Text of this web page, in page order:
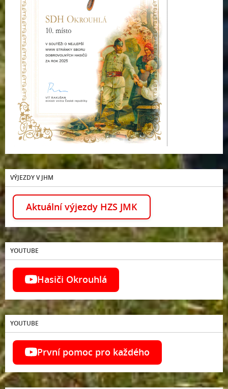
VÝJEZDY V JHM
Aktuální výjezdy HZS JMK
YOUTUBE
Hasiči Okrouhlá
YOUTUBE
První pomoc pro každého